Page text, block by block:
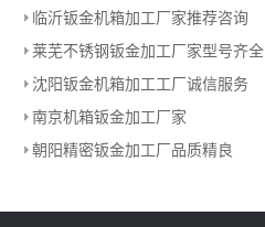
临沂钣金机箱加工厂家推荐咨询
莱芜不锈钢钣金加工厂家型号齐全
沈阳钣金机箱加工工厂诚信服务
南京机箱钣金加工厂家
朝阳精密钣金加工厂品质精良